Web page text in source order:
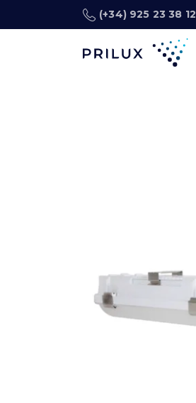
(+34) 925 23 38 12